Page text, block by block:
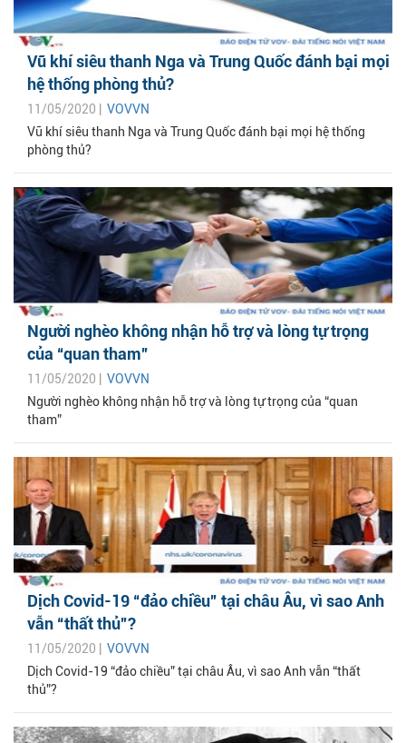
Vũ khí siêu thanh Nga và Trung Quốc đánh bại mọi
hệ thống phòng thủ?
11/05/2020 | VOVVN
Vũ khí siêu thanh Nga và Trung Quốc đánh bại mọi hệ thống
phòng thủ?
Người nghèo không nhận hỗ trợ và lòng tự trọng
của “quan tham”
11/05/2020 | VOVVN
Người nghèo không nhận hỗ trợ và lòng tự trọng của “quan
tham”
Dịch Covid-19 “đảo chiều” tại châu Âu, vì sao Anh
vẫn “thất thủ”?
11/05/2020 | VOVVN
Dịch Covid-19 “đảo chiều” tại châu Âu, vì sao Anh vẫn “thất
thủ”?